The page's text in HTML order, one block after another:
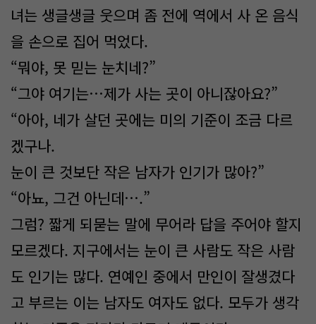
녀는 생글생글 웃으며 좀 전에 역에서 사 온 음식
을 손으로 집어 먹었다.
“뭐야, 못 믿는 눈치네?”
“그야 여기는…제가 사는 곳이 아니잖아요?”
“아아, 네가 살던 곳에는 미의 기준이 조금 다르
겠구나.
눈이 큰 것보단 작은 남자가 인기가 많아?”
“아뇨, 그건 아닌데….”
그럼? 짧게 되묻는 말에 무어라 답을 주어야 할지
모르겠다. 지구에서는 눈이 큰 사람도 작은 사람
도 인기는 많다. 연예인 중에서 만인이 잘생겼다
고 부르는 이는 남자도 여자도 없다. 모두가 생각